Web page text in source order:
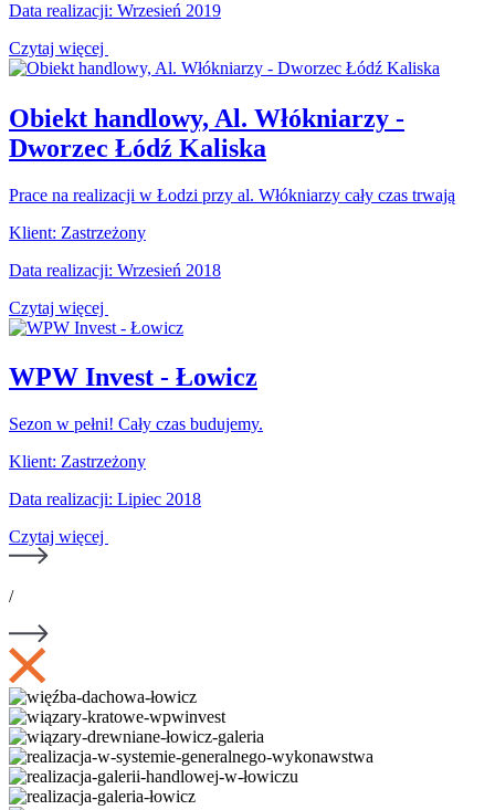
Data realizacji: Wrzesień 2019
Czytaj więcej
Obiekt handlowy, Al. Włókniarzy -
Dworzec Łódź Kaliska
Prace na realizacji w Łodzi przy al. Włókniarzy cały czas trwają
Klient: Zastrzeżony
Data realizacji: Wrzesień 2018
Czytaj więcej
WPW Invest - Łowicz
Sezon w pełni! Cały czas budujemy.
Klient: Zastrzeżony
Data realizacji: Lipiec 2018
Czytaj więcej
/